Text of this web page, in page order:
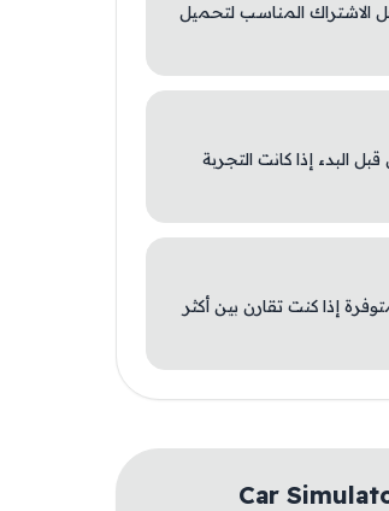
الاشتراك المناسب لتحميل
البدء إذا كانت التجربة
إذا كنت تقارن بين أكثر